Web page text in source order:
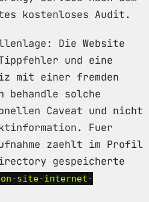
kostenloses Audit.
Die Website
und eine
mit einer fremden
behandle solche
Caveat und nicht
Fuer
zaehlt im Profil
gespeicherte
site-internet-